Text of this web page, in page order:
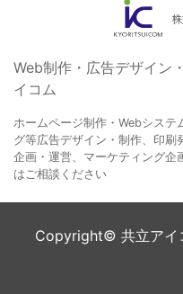
ユニバーサル・コミュニケーシ
ロゴデザイン・CI設計
コピー・ライティング
電子ブック制作
自社メディア
Web制作・広告デザイン
イコム
ホームページ制作・Webシステ
グ等広告デザイン・制作、印刷
企画・運営、マーケティング企
はご相談ください
Copyright© 共立アイ